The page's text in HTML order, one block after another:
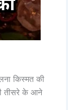
किस्मत की
तीसरे के आने